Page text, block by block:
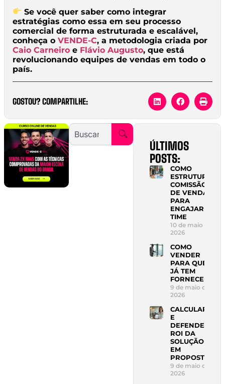
Se você quer saber como integrar
estratégias como essa em seu processo
comercial de forma estruturada e escalável,
conheça o VENDE-C, a metodologia criada por
Caio Carneiro e Flávio Augusto, que está
revolucionando equipes de vendas em todo o
país.
GOSTOU? COMPARTILHE:
ÚLTIMOS
POSTS:
COMO
ESTRUTURAR
COMISSÃO
DE VENDAS
PARA
ENGAJAR
TIME
10 de maio de
2026
COMO
VENDER
PARA QUEM
JÁ TEM
FORNECEDOR
9 de maio de
2026
CALCULAR
E
DEFENDER
ROI DA
SOLUÇÃO
EM
PROPOSTA
9 de maio de
2026